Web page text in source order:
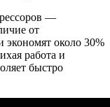
—
от
экономят около 30%
работа и
быстро